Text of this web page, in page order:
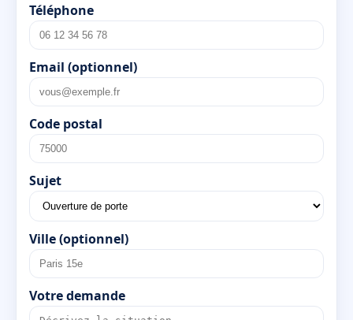
Téléphone
Email (optionnel)
Code postal
Sujet
Ville (optionnel)
Votre demande